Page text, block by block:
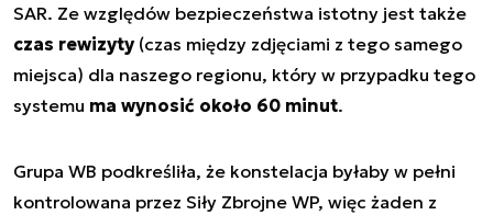
SAR. Ze względów bezpieczeństwa istotny jest także
czas rewizyty(czas między zdjęciami z tego samego
miejsca) dla naszego regionu, który w przypadku tego
systemu ma wynosić około 60 minut.
Grupa WB podkreśliła, że konstelacja byłaby w pełni
kontrolowana przez Siły Zbrojne WP, więc żaden z